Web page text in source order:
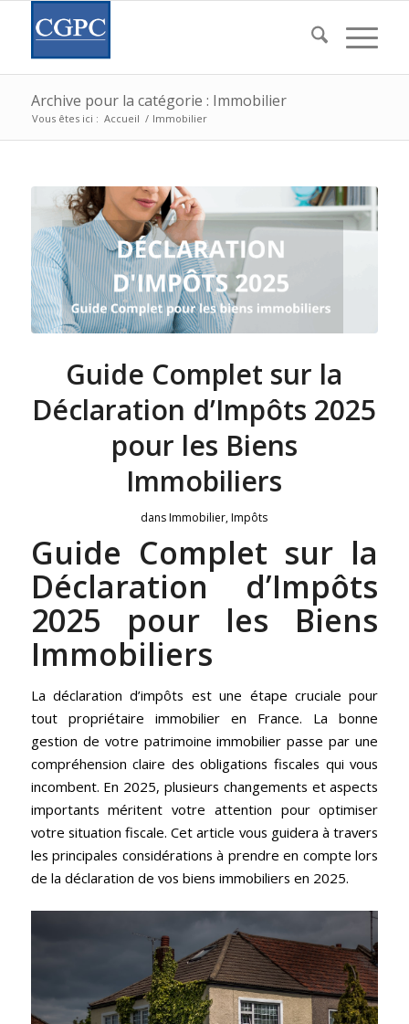
Archive pour la catégorie : Immobilier
Vous êtes ici : Accueil / Immobilier
Guide Complet sur la
Déclaration d’Impôts 2025
pour les Biens
Immobiliers
dansImmobilier,Impôts
Guide Complet sur la
Déclaration d’Impôts
2025 pour les Biens
Immobiliers
La déclaration d’impôts est une étape cruciale pour
tout propriétaire immobilier en France. La bonne
gestion de votre patrimoine immobilier passe par une
compréhension claire des obligations fiscales qui vous
incombent. En 2025, plusieurs changements et aspects
importants méritent votre attention pour optimiser
votre situation fiscale. Cet article vous guidera à travers
les principales considérations à prendre en compte lors
de la déclaration de vos biens immobiliers en 2025.